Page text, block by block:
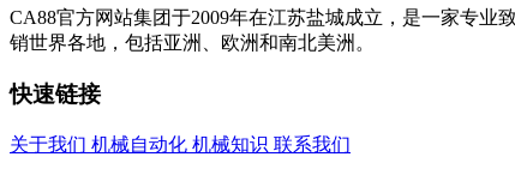
CA88官方网站集团于2009年在江苏盐城成立，是一家专
销世界各地，包括亚洲、欧洲和南北美洲。
快速链接
关于我们 机械自动化 机械知识 联系我们